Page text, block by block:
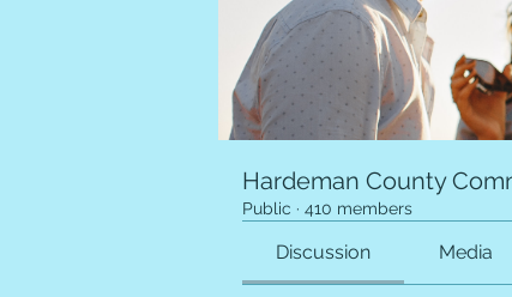
Hardeman County
Public · 410 members
Discussion Media